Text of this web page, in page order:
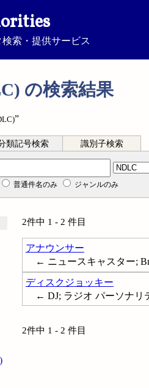
索・提供サービス
の検索結果
”
類記号検索 識別子検索
普通件名のみ ジャンルのみ
2件中 1 - 2 件目
アナウンサー
← ニュースキャスター;
ディスクジョッキー
← DJ; ラジオ パーソナリ
2件中 1 - 2 件目